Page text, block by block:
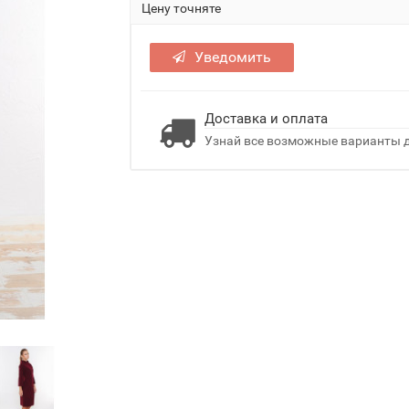
Цену точняте
Уведомить
Доставка и оплата
Узнай все возможные варианты